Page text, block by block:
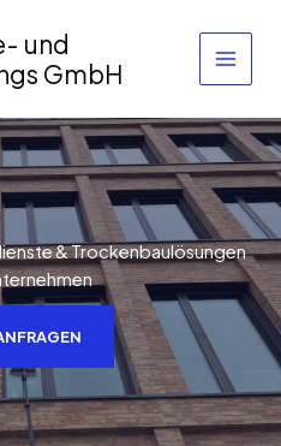
und
GmbH
& Trockenbaulösungen